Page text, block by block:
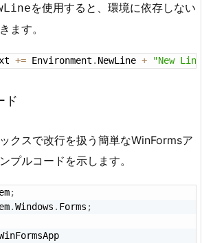
を使用すると、環境に依存しない
ます。
+= Environment . NewLine + "New
ド
クスで改行を扱う簡単なWinFormsア
プルコードを示します。
;
.Windows . Forms ;